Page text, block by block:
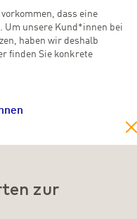
dass eine
unsere Kund*innen bei
haben wir deshalb
finden Sie konkrete
zur